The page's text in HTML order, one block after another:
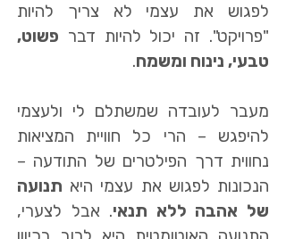
לפגוש את עצמי לא צריך להיות
"פרויקט". זה יכול להיות דבר פשוט,
טבעי, נינוח ומשמח.
מעבר לעובדה שמשתלם לי ולעצמי
להיפגש – הרי כל חוויית המציאות
נחווית דרך הפילטרים של התודעה –
הנכונות לפגוש את עצמי היא תנועה
של אהבה ללא תנאי. אבל לצערי,